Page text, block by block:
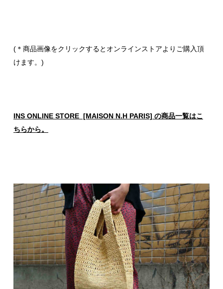
(＊商品画像をクリックするとオンラインストアよりご購入頂
けます。)
INS ONLINE STORE [MAISON N.H PARIS] の商品一覧はこ
ちらから。